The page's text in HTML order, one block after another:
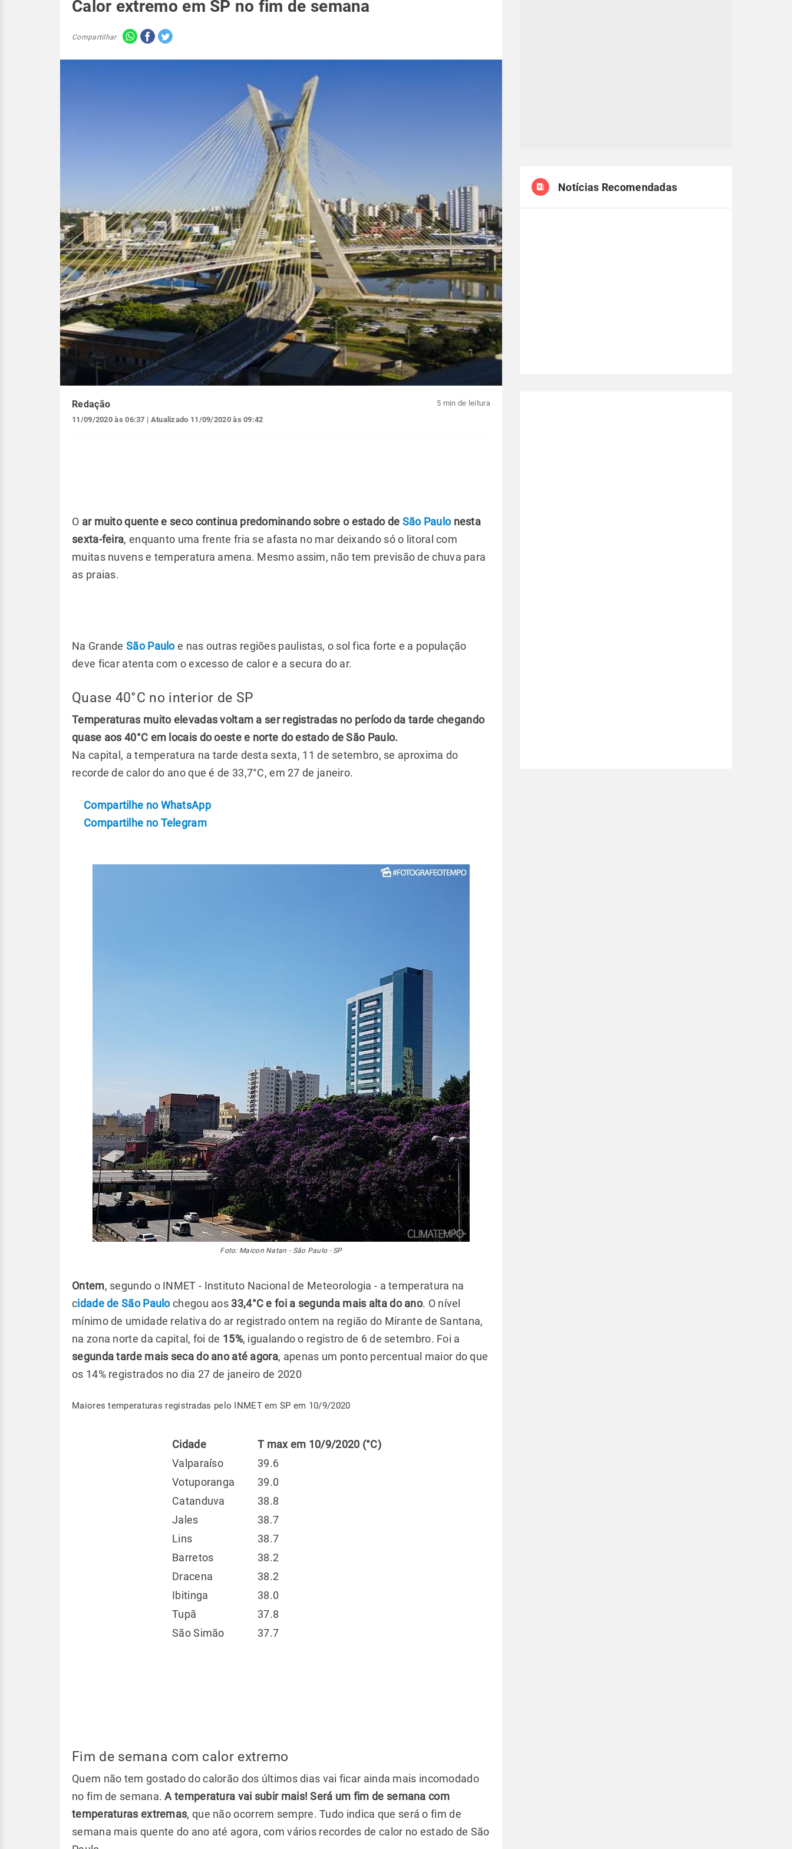
Calor extremo em SP no fim de semana
Compartilhar
Redação
11/09/2020 às 06:37 | Atualizado 11/09/2020 às 09:42
5 min de leitura
O ar muito quente e seco continua predominando sobre o estado de São Paulonesta
sexta-feira, enquanto uma frente fria se afasta no mar deixando só o litoral com
muitas nuvens e temperatura amena. Mesmo assim, não tem previsão de chuva para
as praias.
Na Grande São Pauloe nas outras regiões paulistas, o sol fica forte e a população
deve ficar atenta com o excesso de calor e a secura do ar.
Quase 40°C no interior de SP
Temperaturas muito elevadas voltam a ser registradas no período da tarde chegando
quase aos 40°C em locais do oeste e norte do estado de São Paulo.
Na capital, a temperatura na tarde desta sexta, 11 de setembro, se aproxima do
recorde de calor do ano que é de 33,7°C, em 27 de janeiro.
Compartilhe no WhatsApp
Compartilhe no Telegram
Foto: Maicon Natan - São Paulo - SP
Ontem, segundo o INMET - Instituto Nacional de Meteorologia - a temperatura na
cidade de São Paulochegou aos 33,4°C e foi a segunda mais alta do ano. O nível
mínimo de umidade relativa do ar registrado ontem na região do Mirante de Santana,
na zona norte da capital, foi de 15%, igualando o registro de 6 de setembro. Foi a
segunda tarde mais seca do ano até agora, apenas um ponto percentual maior do que
os 14% registrados no dia 27 de janeiro de 2020
Maiores temperaturas registradas pelo INMET em SP em 10/9/2020
Cidade
T max em 10/9/2020 (°C)
Valparaíso
39.6
Votuporanga
39.0
Catanduva
38.8
Jales
38.7
Lins
38.7
Barretos
38.2
Dracena
38.2
Ibitinga
38.0
Tupã
37.8
São Simão
37.7
Fim de semana com calor extremo
Quem não tem gostado do calorão dos últimos dias vai ficar ainda mais incomodado
no fim de semana. A temperatura vai subir mais! Será um fim de semana com
temperaturas extremas, que não ocorrem sempre. Tudo indica que será o fim de
semana mais quente do ano até agora, com vários recordes de calor no estado de São
Notícias Recomendadas